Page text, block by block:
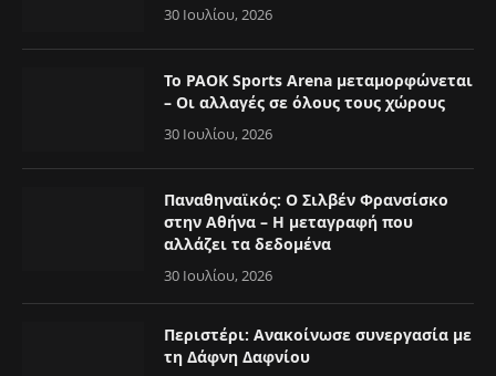
30 Ιουλίου, 2026
Το PAOK Sports Arena μεταμορφώνεται
– Οι αλλαγές σε όλους τους χώρους
30 Ιουλίου, 2026
Παναθηναϊκός: Ο Σιλβέν Φρανσίσκο
στην Αθήνα – Η μεταγραφή που
αλλάζει τα δεδομένα
30 Ιουλίου, 2026
Περιστέρι: Ανακοίνωσε συνεργασία με
τη Δάφνη Δαφνίου